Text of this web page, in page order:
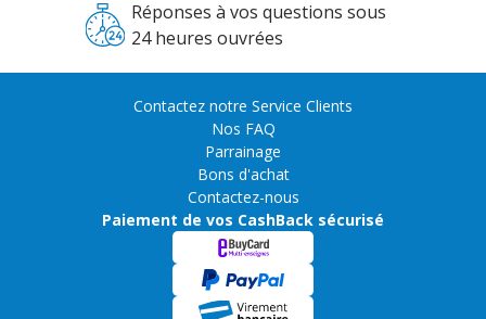
Réponses à vos questions sous
24 heures ouvrées
Contactez notre Service Clients
Nos FAQ
Parrainage
Bons d'achat
Contactez-nous
Paiement de vos CashBack sécurisé